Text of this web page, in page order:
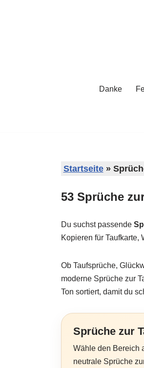
Danke
Startseite»
53 Sprüche
Du suchst passende
Kopieren für Taufkarte,
Ob Taufsprüche,
moderne Sprüche zur
Ton sortiert, damit du
Sprüche zur
Wähle den Bereich
neutrale Sprüche